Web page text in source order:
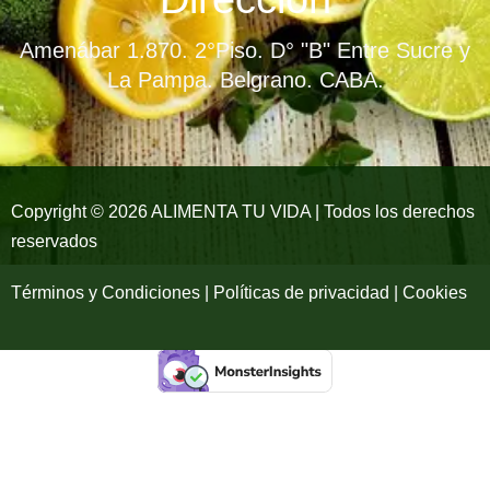
b
o
o
k
-
a
g
r
a
m
u
b
e
Amenábar 1.870. 2°Piso. D° "B" Entre Sucre y
La Pampa. Belgrano. CABA.
Copyright © 2026 ALIMENTA TU VIDA | Todos los derechos
reservados
Términos y Condiciones | Políticas de privacidad | Cookies